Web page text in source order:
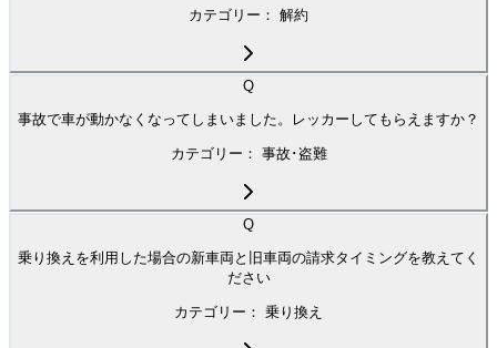
カテゴリー： 解約
Q
事故で車が動かなくなってしまいました。レッカーしてもらえますか？
カテゴリー： 事故･盗難
Q
乗り換えを利用した場合の新車両と旧車両の請求タイミングを教えてく
ださい
カテゴリー： 乗り換え